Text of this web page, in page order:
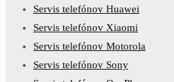
Servis telefónov Huawei
Servis telefónov Xiaomi
Servis telefónov Motorola
Servis telefónov Sony